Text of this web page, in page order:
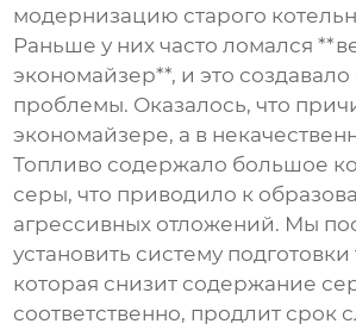
модернизацию старого
Раньше у них часто ломался
экономайзер**, и это
проблемы. Оказалось, что
экономайзере, а в
Топливо содержало большое
серы, что приводило к
агрессивных отложений. Мы
установить систему подготовки
которая снизит содержание
соответственно, продлит срок